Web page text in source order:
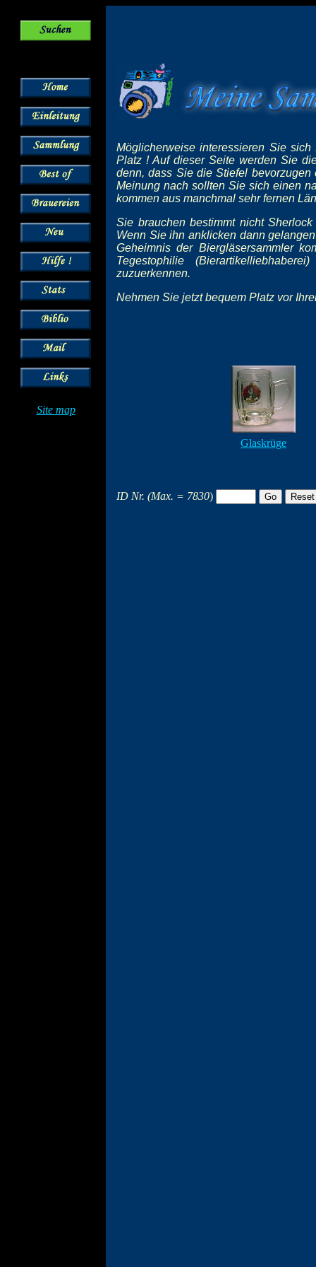
Site map
Möglicherweise interessieren Sie
Platz ! Auf dieser Seite werden Sie
denn, dass Sie die Stiefel
Meinung nach sollten Sie sich einen
kommen aus manchmal sehr fernen
Sie brauchen bestimmt nicht
Wenn Sie ihn anklicken dann
Geheimnis der Biergläsersammler
Tegestophilie
zuzuerkennen.
Nehmen Sie jetzt bequem Platz vor
Glaskrüge
ID Nr. (Max. = 7830)